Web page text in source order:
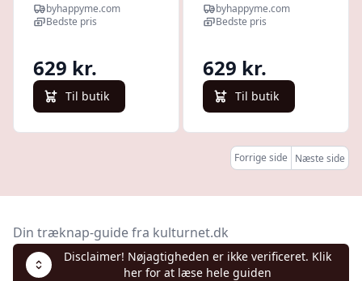
Baby 74/80 Light
byhappyme.com
Bedste pris
629 kr.
Til butik
Baby 74/80
byhappyme.com
Bedste pris
629 kr.
Til butik
Forrige side Næste side
Din træknap-guide fra kulturnet.dk
Disclaimer! Nøjagtigheden er ikke verificeret. Klik
her for at læse hele guiden